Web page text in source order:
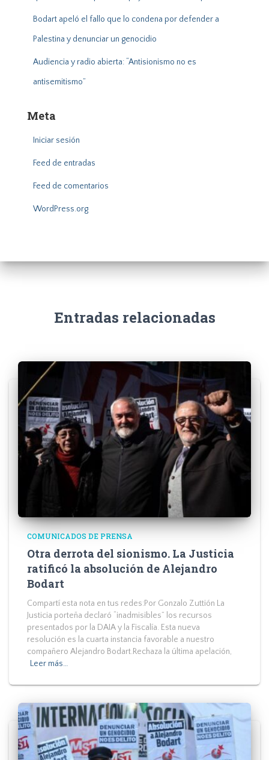
Bodart apeló el fallo que lo condena por defender a
Palestina y denunciar un genocidio
Audiencia y radio abierta: “Antisionismo no es
antisemitismo”
Meta
Iniciar sesión
Feed de entradas
Feed de comentarios
WordPress.org
Entradas relacionadas
COMUNICADOS DE PRENSA
Otra derrota del sionismo. La Justicia
ratificó la absolución de Alejandro
Bodart
Compartí esta nota en tus redes:Por Gonzalo Zuttión La
Justicia porteña declaró “inadmisibles” los recursos
presentados por la DAIA y la Fiscalía. Esta nueva
resolución es la cuarta instancia favorable a nuestro
compañero Alejandro Bodart.Rechaza la última apelación,
Leer más…